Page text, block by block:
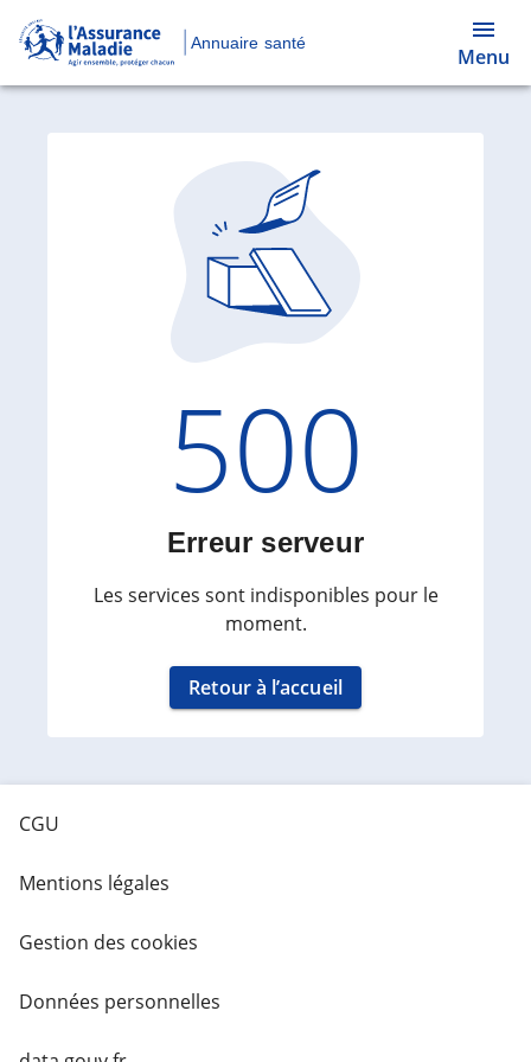
Annuaire santé
Menu
Code
500
Erreur serveur
Les services sont indisponibles pour le
moment.
Retour à l’accueil
CGU
Mentions légales
Gestion des cookies
Données personnelles